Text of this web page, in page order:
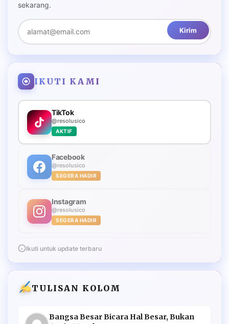
sekarang.
Kirim
IKUTI KAMI
TikTok
@resolusico
AKTIF
Facebook
@resolusico
SEGERA HADIR
Instagram
@resolusico
SEGERA HADIR
Ikuti untuk update terbaru
TULISAN KOLOM
Bangsa Besar Bicara Hal Besar, Bukan